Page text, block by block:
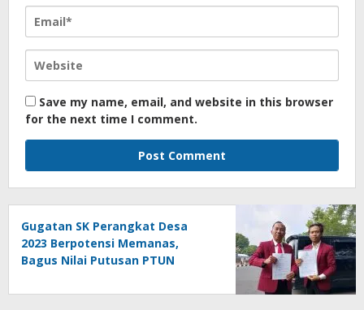
Save my name, email, and website in this browser
for the next time I comment.
Gugatan SK Perangkat Desa
2023 Berpotensi Memanas,
Bagus Nilai Putusan PTUN